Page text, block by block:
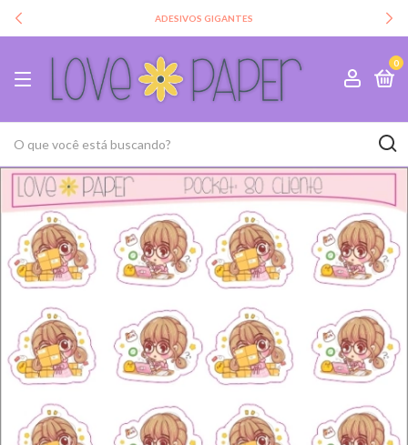
ADESIVOS GIGANTES
0